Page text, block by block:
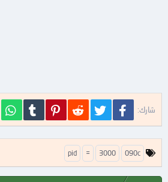
شارك: فيسبوك تويتر Reddit
Pinterest
Tumblr
ا
ل
090c
3000
=
pid